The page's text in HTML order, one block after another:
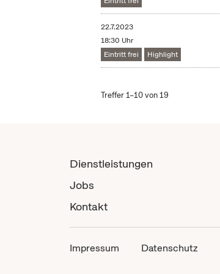
22.7.2023
18:30 Uhr
Eintritt frei
Highlight
Treffer 1–10 von 19
Dienstleistungen
Jobs
Kontakt
Impressum Datenschutz